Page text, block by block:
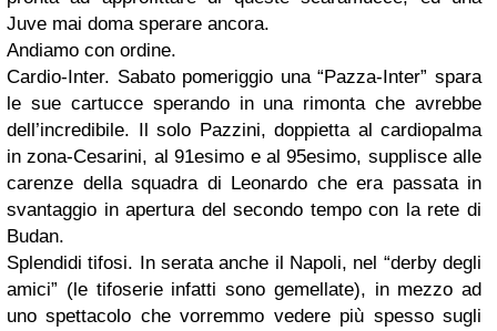
Juve mai doma sperare ancora.
Andiamo con ordine.
Cardio-Inter. Sabato pomeriggio una “Pazza-Inter” spara
le sue cartucce sperando in una rimonta che avrebbe
dell’incredibile. Il solo Pazzini, doppietta al cardiopalma
in zona-Cesarini, al 91esimo e al 95esimo, supplisce alle
carenze della squadra di Leonardo che era passata in
svantaggio in apertura del secondo tempo con la rete di
Budan.
Splendidi tifosi. In serata anche il Napoli, nel “derby degli
amici” (le tifoserie infatti sono gemellate), in mezzo ad
uno spettacolo che vorremmo vedere più spesso sugli